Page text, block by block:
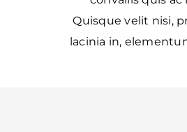
Quisque velit nisi,
lacinia in,